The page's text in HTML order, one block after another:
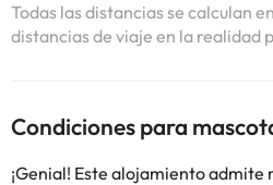
Todas las distancias se calculan
distancias de viaje en la realidad
Condiciones para
¡Genial! Este alojamiento